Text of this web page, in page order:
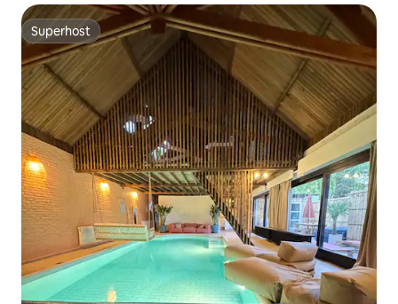
Superhost
Superhost